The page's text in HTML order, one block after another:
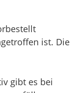
ist. Die
gibt es bei